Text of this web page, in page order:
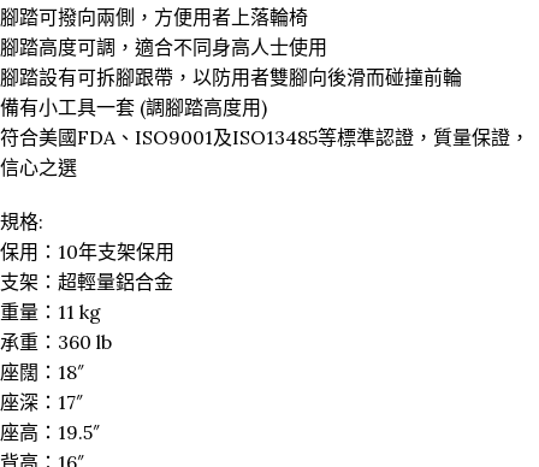
腳踏可撥向兩側，方便用者上落輪椅
腳踏高度可調，適合不同身高人士使用
腳踏設有可拆腳跟帶，以防用者雙腳向後滑而碰撞前輪
備有小工具一套 (調腳踏高度用)
符合美國FDA、ISO9001及ISO13485等標準認證，質量保證，
信心之選
規格:
保用：10年支架保用
支架：超輕量鋁合金
重量：11 kg
承重：360 lb
座闊：18″
座深：17″
座高：19.5″
背高：16″